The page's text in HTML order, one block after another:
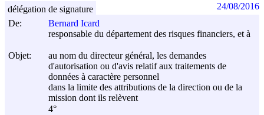
De:
Bernard Icard
responsable du département des risques financiers, et à
Objet:
au nom du directeur général, les demandes
d'autorisation ou d'avis relatif aux traitements de
données à caractère personnel
dans la limite des attributions de la direction ou de la
mission dont ils relèvent
4°
délégation de signature 24/08/2016